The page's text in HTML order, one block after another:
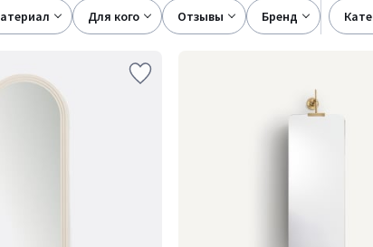
материал для кого отзывы бренд